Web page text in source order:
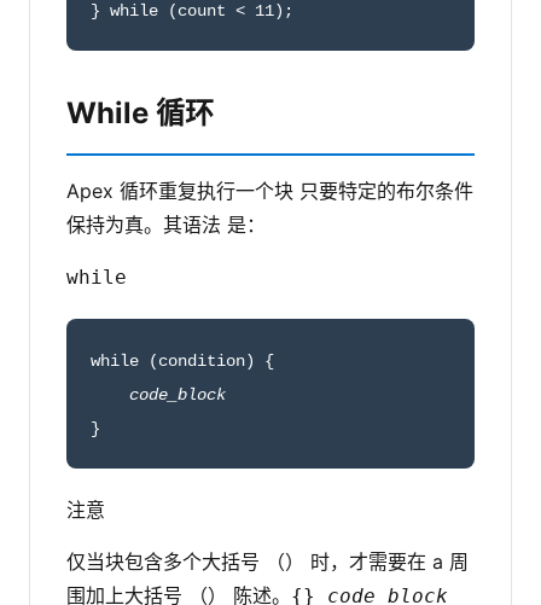
} while (count < 11);
While 循环
Apex 循环重复执行一个块 只要特定的布尔条件
保持为真。其语法 是：
while
while (condition) {
code_block
}
注意
仅当块包含多个大括号 （） 时，才需要在 a 周
围加上大括号 （） 陈述。 {} code_block